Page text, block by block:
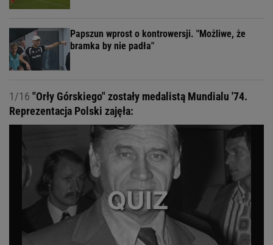
Papszun wprost o kontrowersji. "Możliwe, że
bramka by nie padła"
1/16 "Orły Górskiego" zostały medalistą Mundialu '74.
Reprezentacja Polski zajęła: